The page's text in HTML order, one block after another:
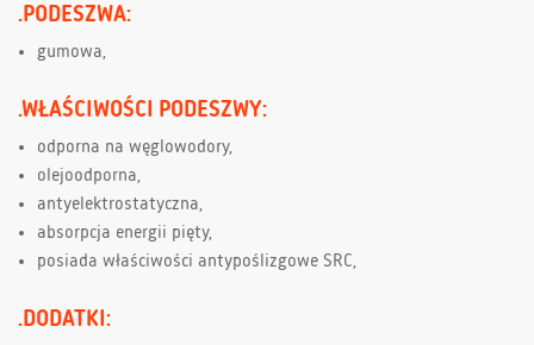
.PODESZWA:
gumowa,
.WŁAŚCIWOŚCI PODESZWY:
odporna na węglowodory,
olejoodporna,
antyelektrostatyczna,
absorpcja energii pięty,
posiada właściwości antypoślizgowe SRC,
.DODATKI: